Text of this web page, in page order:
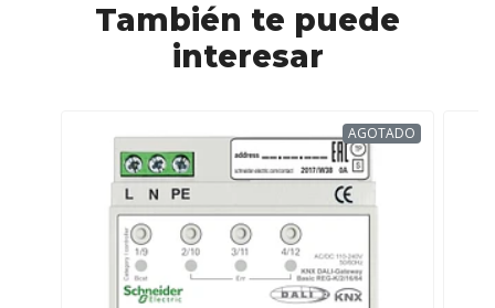
También te puede
interesar
AGOTADO